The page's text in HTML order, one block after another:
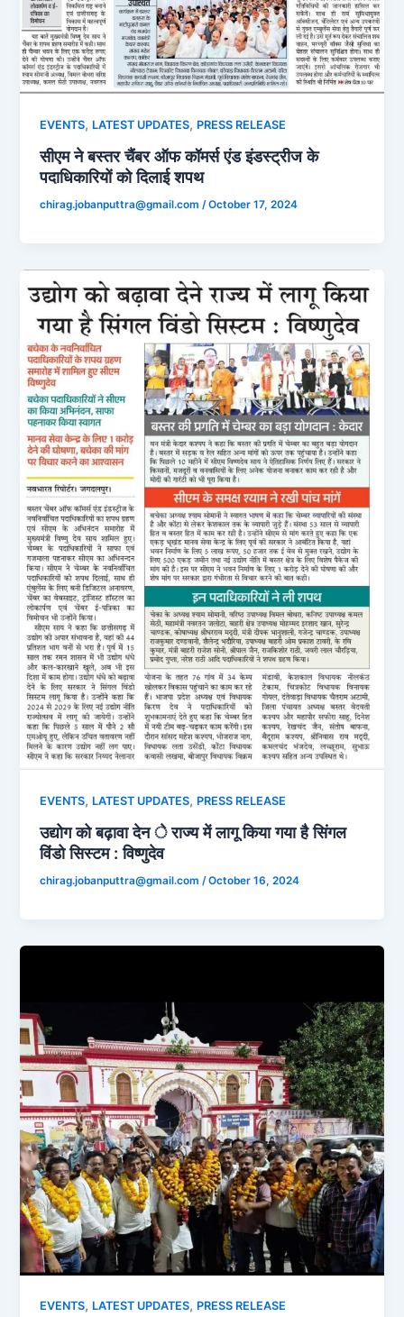
EVENTS, LATEST UPDATES, PRESS RELEASE
सीएम ने बस्तर चैंबर ऑफ कॉमर्स एंड इंडस्ट्रीज के
पदाधिकारियों को दिलाई शपथ
chirag.jobanputtra@gmail.com/October 17, 2024
EVENTS, LATEST UPDATES, PRESS RELEASE
उद्योग को बढ़ावा देन े राज्य में लागू किया गया है सिंगल
विंडो सिस्टम : विष्णुदेव
chirag.jobanputtra@gmail.com/October 16, 2024
EVENTS, LATEST UPDATES, PRESS RELEASE